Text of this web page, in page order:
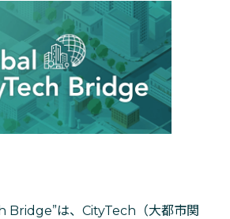
Bridge”は、CityTech（大都市関